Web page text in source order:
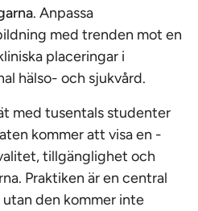
. Anpassa
med trenden mot en
placeringar i
hälso- och sjukvård.
med tusentals studenter
kommer att visa en
tillgänglighet och
Praktiken är en central
den kommer inte